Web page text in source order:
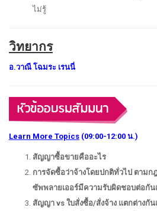
ไม่รู้
วิทยากร
อ.วาณี โฉมระ เรนนี่
Learn More Topics (09:00-12:00 น.)
สัญญาซื้อขายคืออะไร
การจัดซื้อว่าจ้างโดยปกติทั่วไป ตาม
ซัพพลายเออร์มีความรับผิดชอบต่อกัน
สัญญา vs ใบสั่งซื้อ/สั่งจ้าง แตกต่างกั